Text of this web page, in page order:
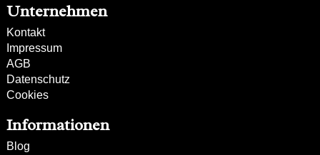
Unternehmen
Kontakt
Impressum
AGB
Datenschutz
Cookies
Informationen
Blog